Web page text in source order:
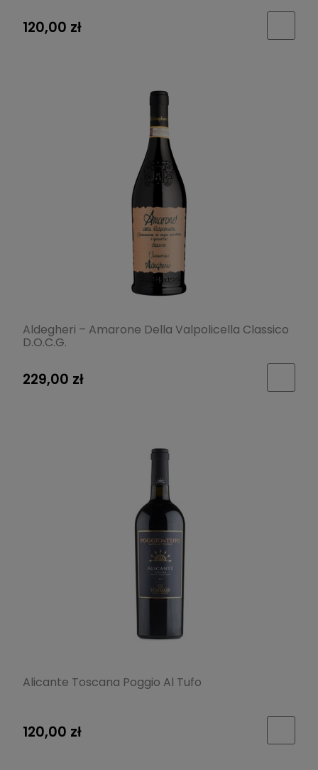
120,00 zł
Aldegheri – Amarone Della Valpolicella Classico
D.O.C.G.
229,00 zł
Alicante Toscana Poggio Al Tufo
120,00 zł